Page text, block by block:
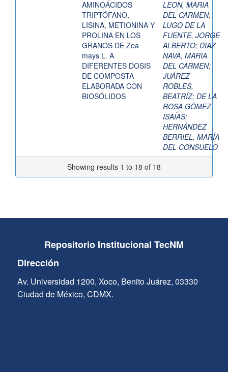
AMINOÁCIDOS
TRIPTÓFANO,
LISINA, METIONINA Y
PROLINA EN LOS
GRANOS DE Zea
mays L. A
DIFERENTES DOSIS
DE COMPOSTA
ELABORADA CON
BIOSÓLIDOS
LEON, MARIA
DEL CARMEN;
LUGO DE LA
FUENTE, JORGE
ALBERTO; DIAZ
NAVA, MARIA
DEL CARMEN;
JUÁREZ
ROBLES,
BEATRÍZ; DE LA
ROSA GÓMEZ,
ISAÍAS;
HERNÁNDEZ
BERRIEL, MARÍA
DEL CONSUELO
Showing results 1 to 18 of 18
Repositorio Institucional TecNM
Dirección
Av. Universidad 1200, Xoco, Benito Juárez, 03330
Ciudad de México, CDMX.